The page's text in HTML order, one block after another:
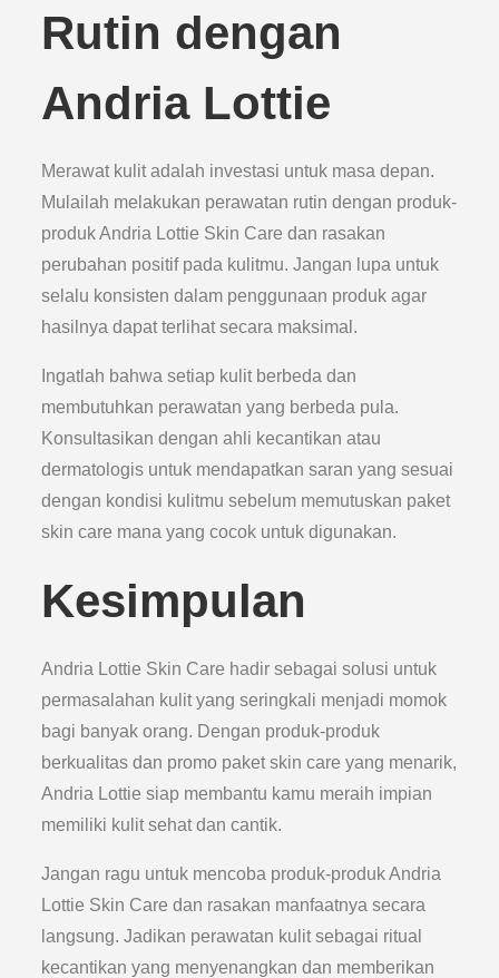
Rutin dengan
Andria Lottie
Merawat kulit adalah investasi untuk masa depan.
Mulailah melakukan perawatan rutin dengan produk-
produk Andria Lottie Skin Care dan rasakan
perubahan positif pada kulitmu. Jangan lupa untuk
selalu konsisten dalam penggunaan produk agar
hasilnya dapat terlihat secara maksimal.
Ingatlah bahwa setiap kulit berbeda dan
membutuhkan perawatan yang berbeda pula.
Konsultasikan dengan ahli kecantikan atau
dermatologis untuk mendapatkan saran yang sesuai
dengan kondisi kulitmu sebelum memutuskan paket
skin care mana yang cocok untuk digunakan.
Kesimpulan
Andria Lottie Skin Care hadir sebagai solusi untuk
permasalahan kulit yang seringkali menjadi momok
bagi banyak orang. Dengan produk-produk
berkualitas dan promo paket skin care yang menarik,
Andria Lottie siap membantu kamu meraih impian
memiliki kulit sehat dan cantik.
Jangan ragu untuk mencoba produk-produk Andria
Lottie Skin Care dan rasakan manfaatnya secara
langsung. Jadikan perawatan kulit sebagai ritual
kecantikan yang menyenangkan dan memberikan